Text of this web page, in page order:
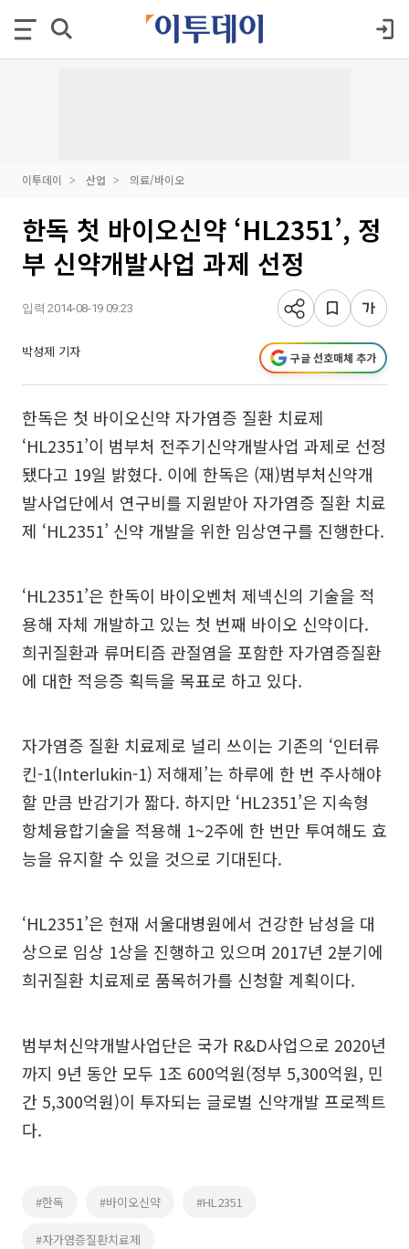
이투데이 산업 의료/바이오
한독 첫 바이오신약 ‘HL2351’, 정
부 신약개발사업 과제 선정
입력 2014-08-19 09:23
박성제 기자 구글 선호매체 추가
한독은 첫 바이오신약 자가염증 질환 치료제
‘HL2351’이 범부처 전주기신약개발사업 과제로 선정
됐다고 19일 밝혔다. 이에 한독은 (재)범부처신약개
발사업단에서 연구비를 지원받아 자가염증 질환 치료
제 ‘HL2351’ 신약 개발을 위한 임상연구를 진행한다.
‘HL2351’은 한독이 바이오벤처 제넥신의 기술을 적
용해 자체 개발하고 있는 첫 번째 바이오 신약이다.
희귀질환과 류머티즘 관절염을 포함한 자가염증질환
에 대한 적응증 획득을 목표로 하고 있다.
자가염증 질환 치료제로 널리 쓰이는 기존의 ‘인터류
킨-1(Interlukin-1) 저해제’는 하루에 한 번 주사해야
할 만큼 반감기가 짧다. 하지만 ‘HL2351’은 지속형
항체융합기술을 적용해 1~2주에 한 번만 투여해도 효
능을 유지할 수 있을 것으로 기대된다.
‘HL2351’은 현재 서울대병원에서 건강한 남성을 대
상으로 임상 1상을 진행하고 있으며 2017년 2분기에
희귀질환 치료제로 품목허가를 신청할 계획이다.
범부처신약개발사업단은 국가 R&D사업으로 2020년
까지 9년 동안 모두 1조 600억원(정부 5,300억원, 민
간 5,300억원)이 투자되는 글로벌 신약개발 프로젝트
다.
#한독 #바이오신약 #HL2351
#자가염증질환치료제